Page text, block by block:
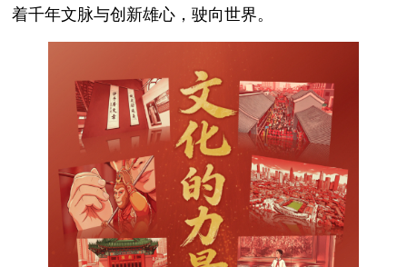
着千年文脉与创新雄心，驶向世界。